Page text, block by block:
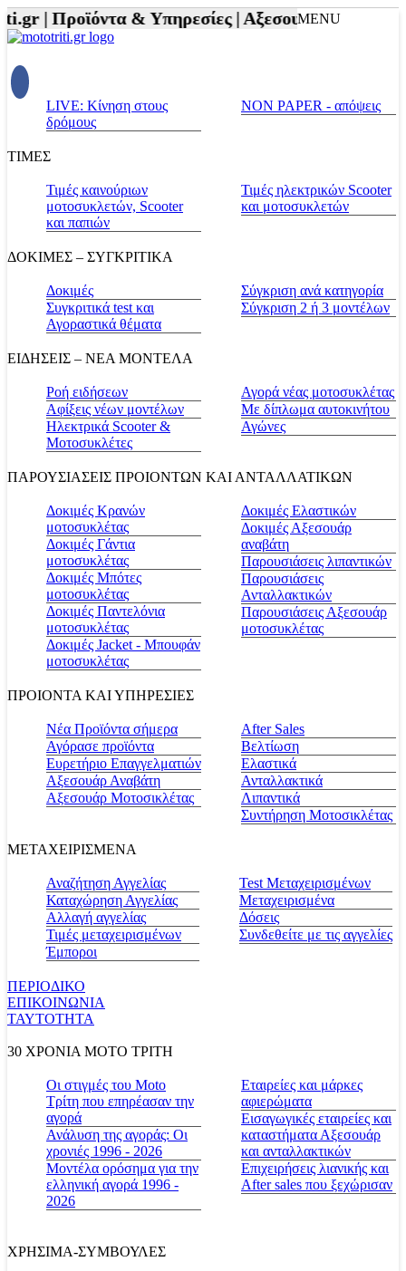
| Προϊόντα & Υπηρεσίες | Αξεσουάρ Αναβάτη
MENU
LIVE: Κίνηση στους
δρόμους
NON PAPER - απόψεις
ΤΙΜΕΣ
Τιμές καινούριων
μοτοσυκλετών, Scooter
και παπιών
Τιμές ηλεκτρικών Scooter
και μοτοσυκλετών
ΔΟΚΙΜΕΣ – ΣΥΓΚΡΙΤΙΚΑ
Δοκιμές
Συγκριτικά test και
Αγοραστικά θέματα
Σύγκριση ανά κατηγορία
Σύγκριση 2 ή 3 μοντέλων
ΕΙΔΗΣΕΙΣ – ΝΕΑ ΜΟΝΤΕΛΑ
Ροή ειδήσεων
Αφίξεις νέων μοντέλων
Ηλεκτρικά Scooter &
Μοτοσυκλέτες
Αγορά νέας μοτοσυκλέτας
Με δίπλωμα αυτοκινήτου
Αγώνες
ΠΑΡΟΥΣΙΑΣΕΙΣ ΠΡΟΙΟΝΤΩΝ ΚΑΙ ΑΝΤΑΛΛΑΤΙΚΩΝ
Δοκιμές Κρανών
μοτοσυκλέτας
Δοκιμές Γάντια
μοτοσυκλέτας
Δοκιμές Μπότες
μοτοσυκλέτας
Δοκιμές Παντελόνια
μοτοσυκλέτας
Δοκιμές Jacket - Μπουφάν
μοτοσυκλέτας
Δοκιμές Ελαστικών
Δοκιμές Αξεσουάρ
αναβάτη
Παρουσιάσεις λιπαντικών
Παρουσιάσεις
Ανταλλακτικών
Παρουσιάσεις Αξεσουάρ
μοτοσυκλέτας
ΠΡΟΙΟΝΤΑ ΚΑΙ ΥΠΗΡΕΣΙΕΣ
Νέα Προϊόντα σήμερα
Αγόρασε προϊόντα
Ευρετήριο Επαγγελματιών
Αξεσουάρ Αναβάτη
Αξεσουάρ Μοτοσικλέτας
Αfter Sales
Βελτίωση
Ελαστικά
Ανταλλακτικά
Λιπαντικά
Συντήρηση Μοτοσικλέτας
ΜΕΤΑΧΕΙΡΙΣΜΕΝΑ
Αναζήτηση Αγγελίας
Καταχώρηση Αγγελίας
Αλλαγή αγγελίας
Τιμές μεταχειρισμένων
Έμποροι
Test Μεταχειρισμένων
Μεταχειρισμένα
Δόσεις
Συνδεθείτε με τις αγγελίες
ΠΕΡΙΟΔΙΚΟ
ΕΠΙΚΟΙΝΩΝΙΑ
ΤΑΥΤΟΤΗΤΑ
30 ΧΡΟΝΙΑ MOTO ΤΡΙΤΗ
Οι στιγμές του Moto
Τρίτη που επηρέασαν την
αγορά
Ανάλυση της αγοράς: Οι
χρονιές 1996 - 2026
Μοντέλα ορόσημα για την
ελληνική αγορά 1996 -
2026
Εταιρείες και μάρκες
αφιερώματα
Εισαγωγικές εταιρείες και
καταστήματα Αξεσουάρ
και ανταλλακτικών
Επιχειρήσεις λιανικής και
After sales που ξεχώρισαν
ΧΡΗΣΙΜΑ-ΣΥΜΒΟΥΛΕΣ